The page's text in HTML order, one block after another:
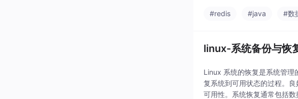
#redis #java #数
linux-系统备份与恢
Linux 系统的恢复是系统管理
复系统到可用状态的过程。
可用性。系统恢复通常包括